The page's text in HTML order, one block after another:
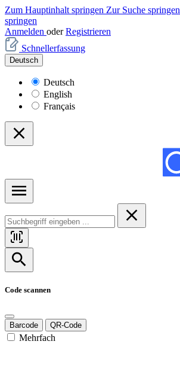
Zum Hauptinhalt springen Zur Suche springen
springen
Anmelden oder Registrieren
Schnellerfassung
Deutsch
Deutsch
English
Français
Code scannen
Barcode QR-Code
Mehrfach